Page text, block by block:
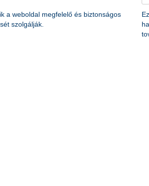
innovatív, versenyképes és
fejlett technológia olyan, amely lehetővé
a weboldal megfelelő és biztonságos
szolgálják.